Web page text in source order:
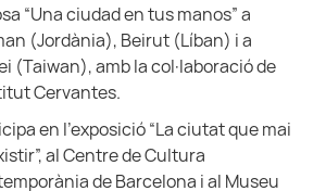
“Una ciudad en tus manos” a
(Jordània), Beirut (Líban) i a
(Taiwan), amb la col·laboració de
Cervantes.
en l'exposició “La ciutat que mai
al Centre de Cultura
de Barcelona i al Museu